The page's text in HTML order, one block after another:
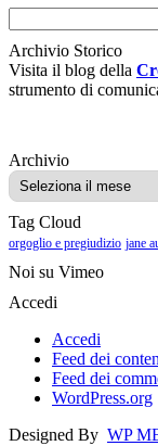
Archivio Storico
Visita il blog della
strumento di
ArchivioArchivio
Tag Cloud
orgoglio e pregiudizio jane
Noi su Vimeo
Accedi
Accedi
Feed dei
Feed dei
WordPress.org
Designed By WP